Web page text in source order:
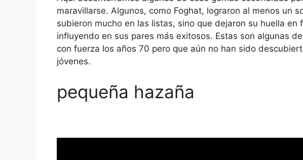
maravillarse. Algunos, como Foghat, lograron al menos un
subieron mucho en las listas, sino que dejaron su huella
influyendo en sus pares más exitosos. Estas son algunas
con fuerza los años 70 pero que aún no han sido
jóvenes.
pequeña hazaña